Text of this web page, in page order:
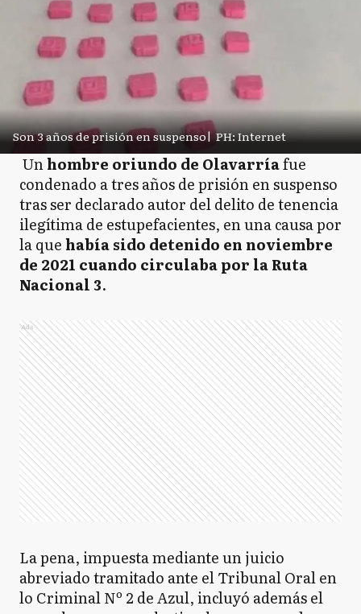
Son 3 años de prisión en suspenso| PH: Internet
Unhombre oriundo de Olavarríafue
condenado a tres años de prisión en suspenso
tras ser declarado autor del delito de tenencia
ilegítima de estupefacientes, en una causa por
la que había sido detenido en noviembre
de 2021 cuando circulaba por la Ruta
Nacional 3.
Ads
La pena, impuesta mediante un juicio
abreviado tramitado ante el Tribunal Oral en
lo Criminal Nº 2 de Azul, incluyó además el